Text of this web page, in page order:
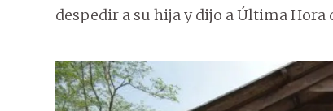
despedir a su hija y dijo a Última